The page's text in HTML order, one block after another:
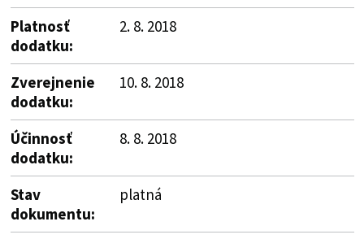
Platnosť
dodatku:
2. 8. 2018
Zverejnenie
dodatku:
10. 8. 2018
Účinnosť
dodatku:
8. 8. 2018
Stav
dokumentu:
platná